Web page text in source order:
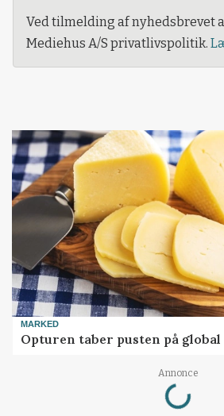
Ved tilmelding af nyhedsbrevet
Mediehus A/S privatlivspolitik.
MARKED
Opturen taber pusten på
Annonce
Loading...